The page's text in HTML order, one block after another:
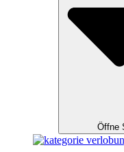
Öffne